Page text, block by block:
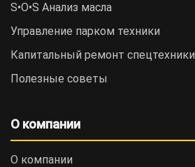
S•O•S Анализ масла
Управление парком техники
Капитальный ремонт спецтехники
Полезные советы
О компании
О компании